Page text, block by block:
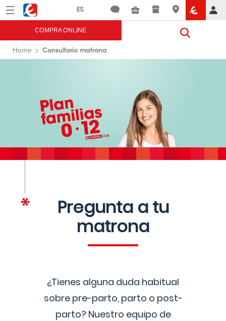
Menú Eroski
COMPRA ONLINE
Home Consultorio matrona
Pregunta a tu
matrona
¿Tienes alguna duda habitual
sobre pre-parto, parto o post-
parto? Nuestro equipo de